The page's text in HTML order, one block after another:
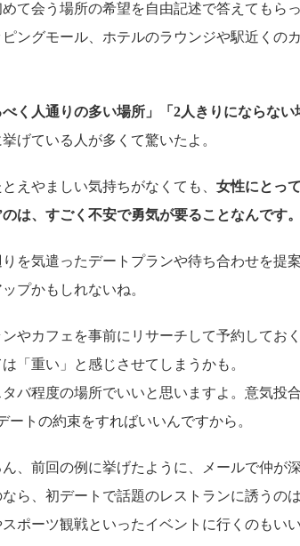
て会う場所の希望を自由記述で答えてもら
ングモール、ホテルのラウンジや駅近くの
べく人通りの多い場所」「2人きりにならない
げている人が多くて驚いたよ。
えやましい気持ちがなくても、 女性にとっ
は、すごく不安で勇気が要ることなんです。
りを気遣ったデートプランや待ち合わせを提
プかもしれないね。
ンやカフェを事前にリサーチして予約してお
「重い」と感じさせてしまうかも。
バ程度の場所でいいと思いますよ。意気投
ートの約束をすればいいんですから。
ん、前回の例に挙げたように、メールで仲が
ら、初デートで話題のレストランに誘うのは
ポーツ観戦といったイベントに行くのもい